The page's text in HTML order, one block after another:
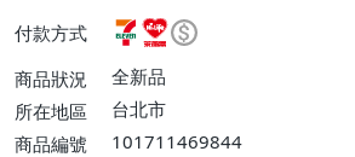
或消費滿$1298免運費】、7-
不付款【免運費】、萊爾富取
運費$60、滿5件或消費滿
費】、宅配/貨運【單件運費
付款方式
商品狀況
全新品
所在地區
台北市
商品編號
101711469844